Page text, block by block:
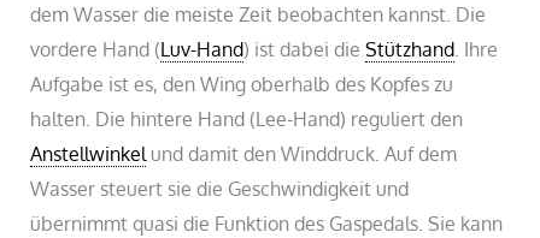
dem Wasser die meiste Zeit beobachten kannst. Die
vordere Hand (Luv-Hand) ist dabei dieStützhand. Ihre
Aufgabe ist es, den Wing oberhalb des Kopfes zu
halten. Die hintere Hand (Lee-Hand) reguliert den
Anstellwinkelund damit den Winddruck. Auf dem
Wasser steuert sie die Geschwindigkeit und
übernimmt quasi die Funktion des Gaspedals. Sie kann